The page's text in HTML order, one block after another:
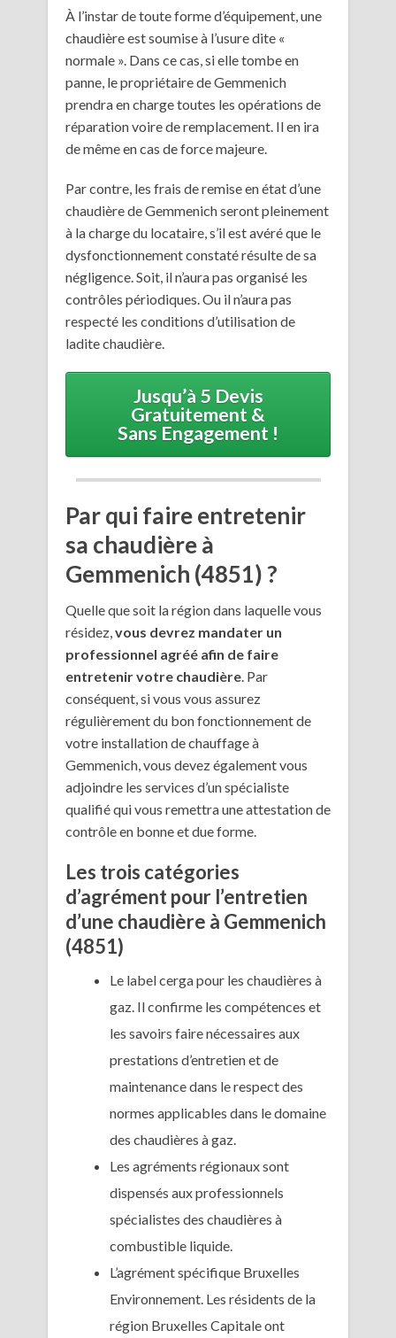
À l’instar de toute forme d’équipement, une
chaudière est soumise à l’usure dite «
normale ». Dans ce cas, si elle tombe en
panne, le propriétaire de Gemmenich
prendra en charge toutes les opérations de
réparation voire de remplacement. Il en ira
de même en cas de force majeure.
Par contre, les frais de remise en état d’une
chaudière de Gemmenich seront pleinement
à la charge du locataire, s’il est avéré que le
dysfonctionnement constaté résulte de sa
négligence. Soit, il n’aura pas organisé les
contrôles périodiques. Ou il n’aura pas
respecté les conditions d’utilisation de
ladite chaudière.
Jusqu’à 5 Devis
Gratuitement &
Sans Engagement !
Par qui faire entretenir
sa chaudière à
Gemmenich (4851) ?
Quelle que soit la région dans laquelle vous
résidez,vous devrez mandater un
professionnel agréé afin de faire
entretenir votre chaudière. Par
conséquent, si vous vous assurez
régulièrement du bon fonctionnement de
votre installation de chauffage à
Gemmenich, vous devez également vous
adjoindre les services d’un spécialiste
qualifié qui vous remettra une attestation de
contrôle en bonne et due forme.
Les trois catégories
d’agrément pour l’entretien
d’une chaudière à Gemmenich
(4851)
Le label cerga pour les chaudières à
gaz. Il confirme les compétences et
les savoirs faire nécessaires aux
prestations d’entretien et de
maintenance dans le respect des
normes applicables dans le domaine
des chaudières à gaz.
Les agréments régionaux sont
dispensés aux professionnels
spécialistes des chaudières à
combustible liquide.
L’agrément spécifique Bruxelles
Environnement. Les résidents de la
région Bruxelles Capitale ont